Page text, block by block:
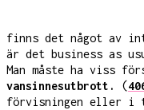
finns det något av
är det business as
Man måste ha viss
vansinnesutbrott.
(
förvisningen eller i